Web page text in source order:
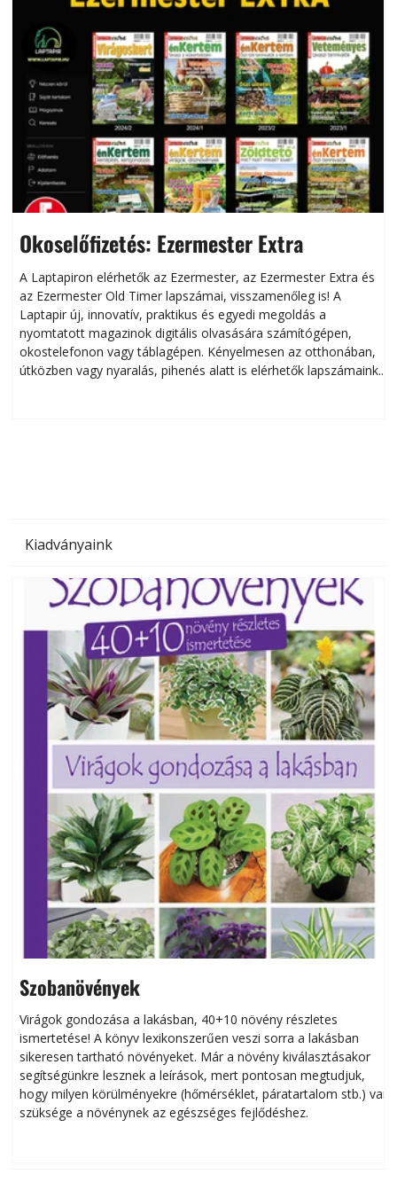
Okoselőfizetés: Ezermester Extra
A Laptapiron elérhetők az Ezermester, az Ezermester Extra és
az Ezermester Old Timer lapszámai, visszamenőleg is! A
Laptapir új, innovatív, praktikus és egyedi megoldás a
nyomtatott magazinok digitális olvasására számítógépen,
okostelefonon vagy táblagépen. Kényelmesen az otthonában,
útközben vagy nyaralás, pihenés alatt is elérhetők lapszámaink.
Kiadványaink
Szobanövények
Virágok gondozása a lakásban, 40+10 növény részletes
ismertetése! A könyv lexikonszerűen veszi sorra a lakásban
sikeresen tart­ha­tó növényeket. Már a növény kiválasztásakor
segítségünkre lesznek a leírások, mert pontosan megtudjuk,
hogy milyen körülményekre (hőmérséklet, páratartalom stb.) van
szüksége a növénynek az egészséges fejlődéshez.